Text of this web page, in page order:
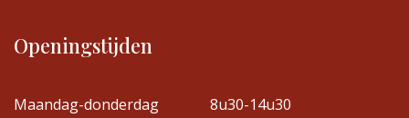
Openingstijden
Maandag-donderdag
8u30-14u30